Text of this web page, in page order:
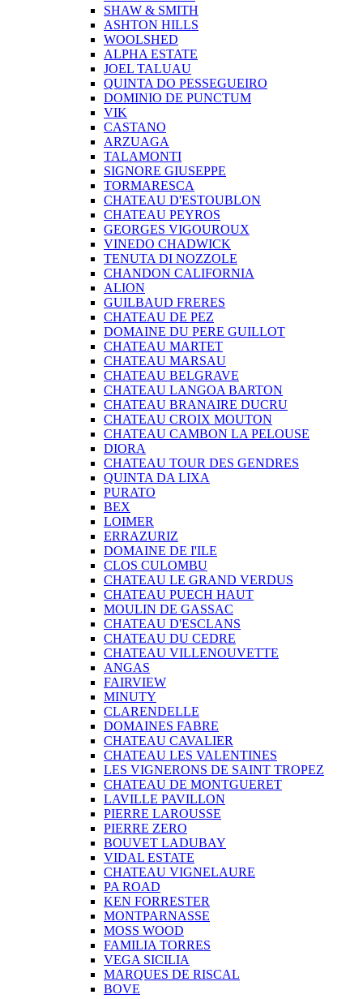
SHAW & SMITH
ASHTON HILLS
WOOLSHED
ALPHA ESTATE
JOEL TALUAU
QUINTA DO PESSEGUEIRO
DOMINIO DE PUNCTUM
VIK
CASTANO
ARZUAGA
TALAMONTI
SIGNORE GIUSEPPE
TORMARESCA
CHATEAU D'ESTOUBLON
CHATEAU PEYROS
GEORGES VIGOUROUX
VINEDO CHADWICK
TENUTA DI NOZZOLE
CHANDON CALIFORNIA
ALION
GUILBAUD FRERES
CHATEAU DE PEZ
DOMAINE DU PERE GUILLOT
CHATEAU MARTET
CHATEAU MARSAU
CHATEAU BELGRAVE
CHATEAU LANGOA BARTON
CHATEAU BRANAIRE DUCRU
CHATEAU CROIX MOUTON
CHATEAU CAMBON LA PELOUSE
DIORA
CHATEAU TOUR DES GENDRES
QUINTA DA LIXA
PURATO
BEX
LOIMER
ERRAZURIZ
DOMAINE DE I'ILE
CLOS CULOMBU
CHATEAU LE GRAND VERDUS
CHATEAU PUECH HAUT
MOULIN DE GASSAC
CHATEAU D'ESCLANS
CHATEAU DU CEDRE
CHATEAU VILLENOUVETTE
ANGAS
FAIRVIEW
MINUTY
CLARENDELLE
DOMAINES FABRE
CHATEAU CAVALIER
CHATEAU LES VALENTINES
LES VIGNERONS DE SAINT TROPEZ
CHATEAU DE MONTGUERET
LAVILLE PAVILLON
PIERRE LAROUSSE
PIERRE ZERO
BOUVET LADUBAY
VIDAL ESTATE
CHATEAU VIGNELAURE
PA ROAD
KEN FORRESTER
MONTPARNASSE
MOSS WOOD
FAMILIA TORRES
VEGA SICILIA
MARQUES DE RISCAL
BOVE